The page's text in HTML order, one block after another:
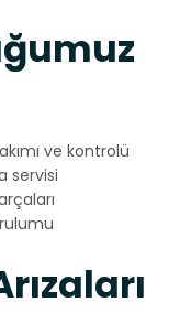
ve kontrolü
servisi